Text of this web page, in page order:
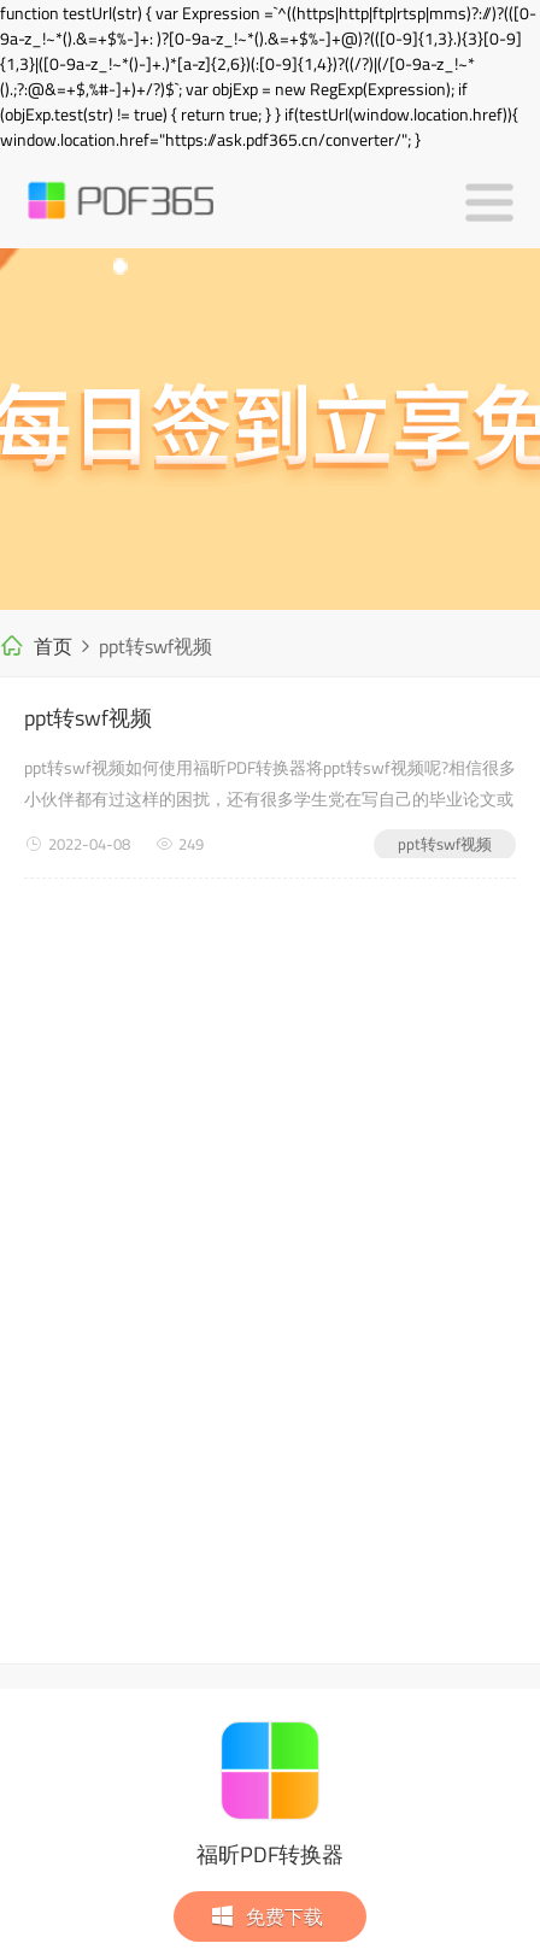
function testUrl(str) { var Expression =`^((https|http|ftp|rtsp|mms)?://)?(([0-
9a-z_!~*().&=+$%-]+: )?[0-9a-z_!~*().&=+$%-]+@)?(([0-9]{1,3}.){3}[0-9]
{1,3}|([0-9a-z_!~*()-]+.)*[a-z]{2,6})(:[0-9]{1,4})?((/?)|(/[0-9a-z_!~*
().;?:@&=+$,%#-]+)+/?)$`; var objExp = new RegExp(Expression); if
(objExp.test(str) != true) { return true; } } if(testUrl(window.location.href)){
window.location.href="https://ask.pdf365.cn/converter/"; }
首页 ppt转swf视频
ppt转swf视频
ppt转swf视频如何使用福昕PDF转换器将ppt转swf视频呢?相信很多
小伙伴都有过这样的困扰，还有很多学生党在写自己的毕业论文或
ppt转swf视频
2022-04-08 249
福昕PDF转换器
免费下载